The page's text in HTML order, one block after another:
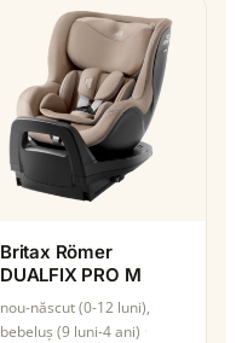
Britax Römer
DUALFIX PRO M
nou-născut (0-12 luni),
bebeluș (9 luni-4 ani)